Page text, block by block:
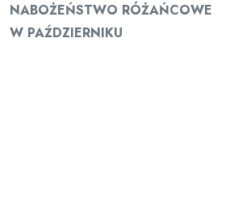
NABOŻEŃSTWO RÓŻAŃCOWE
W PAŹDZIERNIKU